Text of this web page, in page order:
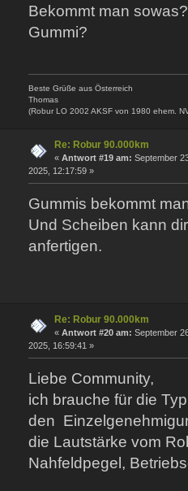
Bekommt man
Gummi?
Beste Grüße aus Österreich
Thomas
(Robur LO 2002 AKSF von 1980 ehem.
Re: Robur 90.000km
« Antwort #19 am: September
2025, 12:17:59 »
Gummis bekommt
Und Scheiben kann
anfertigen.
Re: Robur 90.000km
« Antwort #20 am: September
2025, 16:59:41 »
Liebe Community,
ich brauche für die
den
die Lautstärke vom
Nahfeldpegel,